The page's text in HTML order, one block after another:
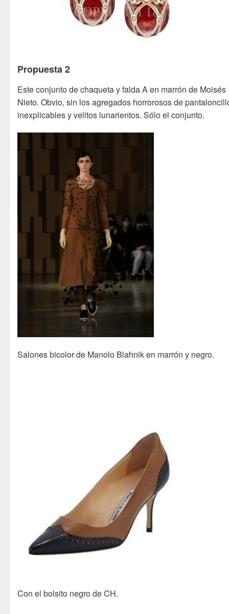
Propuesta 2
Este conjunto de chaqueta y falda A en marrón de Moisés
Nieto. Obvio, sin los agregados horrorosos de
inexplicables y velitos lunarientos. Sólo el conjunto.
Salones bicolor de Manolo Blahnik en marrón y negro.
Con el bolsito negro de CH.